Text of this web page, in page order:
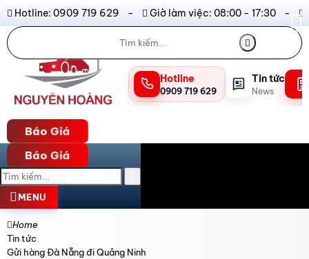
Hotline: 0909 719 629 - Giờ làm việc: 08:00 - 17:30 -
Báo Giá
Hotline
0909 719 629
Tin tức
News
Báo Giá
MENU
Home
Tin tức
Gửi hàng Đà Nẵng đi Quảng Ninh